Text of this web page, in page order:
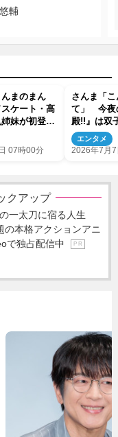
輔
まのまん
ケート・高
妹が初登
トークスピ
こうと必死
07時00分
さんま「
て」 今夜
殿!!』は双
合 2世た
エンタメ
2026年7月
クアップ
一太刀に宿る人生
本格アクションアニ
で独占配信中
P R